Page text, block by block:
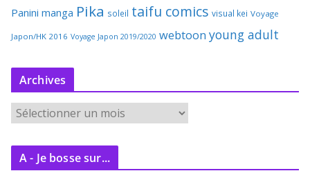
Panini manga Pika soleil taifu comics visual kei Voyage
Japon/HK 2016 Voyage Japon 2019/2020 webtoon young adult
Archives
r
c
A - Je bosse sur...